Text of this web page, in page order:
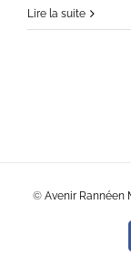
8
Lire la suite
© Avenir Rannéen